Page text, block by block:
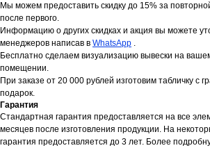
Мы можем предоставить скидку до 15% за
после первого.
Информацию о других скидках и акция вы можете
менеджеров написав в WhatsApp .
Бесплатно сделаем визуализацию вывески на
помещении.
При заказе от 20 000 рублей изготовим табличку с
подарок.
Гарантия
Стандартная гарантия предоставляется на все
месяцев после изготовления продукции. На
гарантия предоставляется до 3 лет. Более